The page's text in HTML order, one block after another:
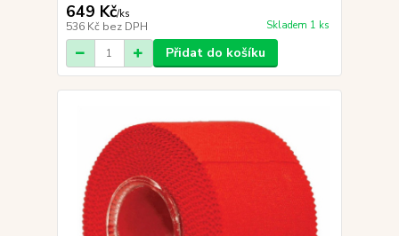
649 Kč/ks
536 Kč bez DPH Skladem 1 ks
Přidat do košíku